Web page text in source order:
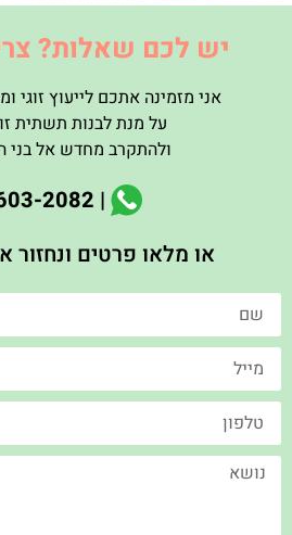
יש לכם שאלות?
אני מזמינה אתכם לייעוץ זוגי
על מנת לבנות תשתית
ולהתקרב מחדש אל בני
| 052-603-2082
או מלאו פרטים